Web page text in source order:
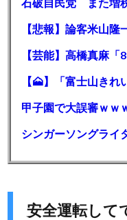
甲子園で大誤審ｗｗ
安全運転して